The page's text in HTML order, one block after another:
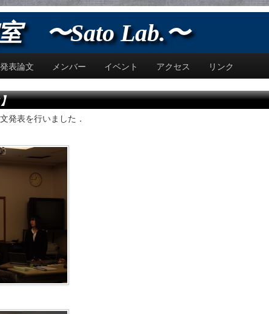
〜Sato Lab.〜
発表論文 メンバー イベント アクセス リンク
発表を行いました．